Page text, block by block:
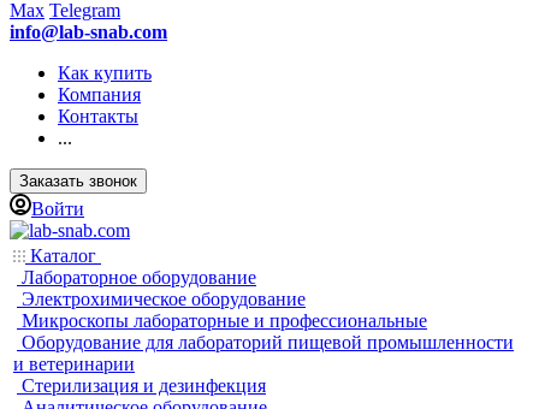
Max Telegram
info@lab-snab.com
Как купить
Компания
Контакты
...
Заказать звонок
Войти
Каталог
Лабораторное оборудование
Электрохимическое оборудование
Микроскопы лабораторные и профессиональные
Оборудование для лабораторий пищевой промышленности
и ветеринарии
Стерилизация и дезинфекция